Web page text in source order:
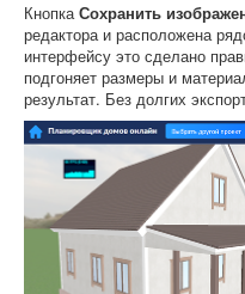
КнопкаСохранить
редактора и расположена
интерфейсу это сделано
подгоняет размеры и
результат. Без долгих